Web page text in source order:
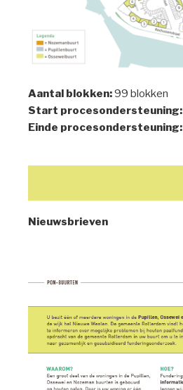
Aantal blokken:99 blokken
Start procesondersteuning:
Einde procesondersteuning:
Nieuwsbrieven